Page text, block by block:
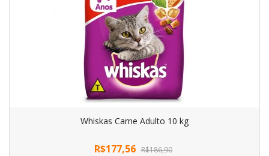
Whiskas Carne Adulto 10 kg
R$177,56 R$186,90